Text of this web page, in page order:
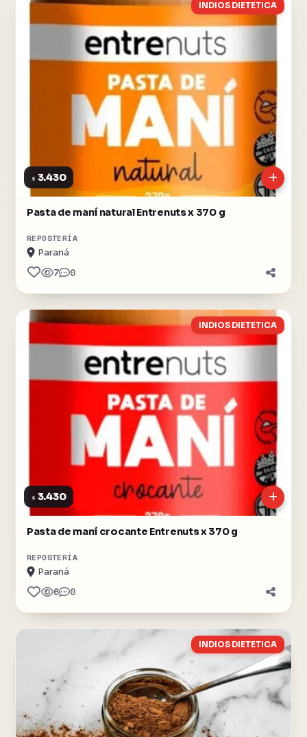
INDIOS DIETETICA
$ 3.430
Pasta de maní natural Entrenuts x 370 g
REPOSTERÍA
Paraná
7 0
INDIOS DIETETICA
$ 3.430
Pasta de maní crocante Entrenuts x 370 g
REPOSTERÍA
Paraná
6 0
INDIOS DIETETICA